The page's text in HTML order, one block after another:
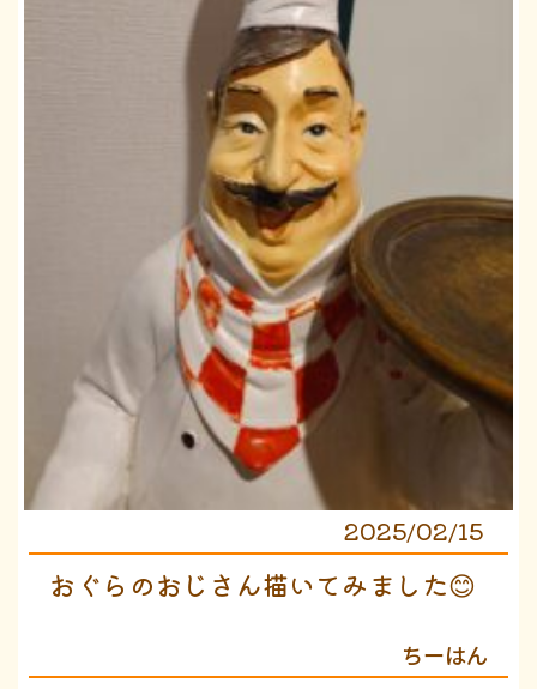
2025/02/15
おぐらのおじさん描いてみました😊
ちーはん